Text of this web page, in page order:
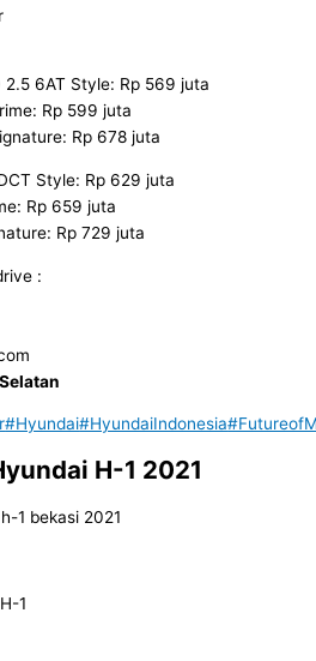
2.5 6AT Style: Rp 569 juta
Rp 599 juta
Rp 678 juta
Style: Rp 629 juta
Rp 659 juta
Rp 729 juta
:
#Hyundai#HyundaiIndonesia
H-1 2021
1